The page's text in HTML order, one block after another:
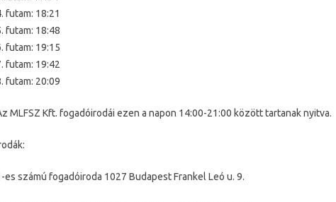
futam: 18:21
futam: 18:48
futam: 19:15
futam: 19:42
futam: 20:09
MLFSZ Kft. fogadóirodái ezen a napon 14:00-21:00 között tartanak nyitva.
es számú fogadóiroda 1027 Budapest Frankel Leó u. 9.